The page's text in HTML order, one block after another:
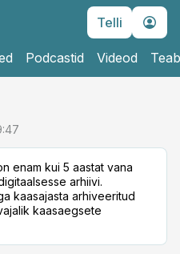
Telli
Podcastid Videod
enam kui 5 aastat vana
arhiivi.
kaasajasta arhiveeritud
kaasaegsete